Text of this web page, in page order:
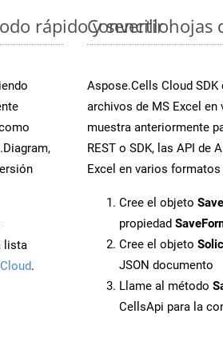
rápido y sencillo
lista
.
Convertir hojas
Aspose.Cells Cloud
archivos de MS Excel
muestra anteriormente
REST o SDK, las API de
Excel en varios formatos
Cree el objeto
propiedad
Cree el objeto
JSON documento
Llame al método
CellsApi para la